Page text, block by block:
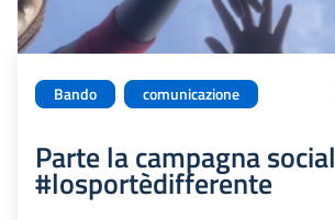
Bando comunicazione
Parte la campagna social
#losportèdifferente